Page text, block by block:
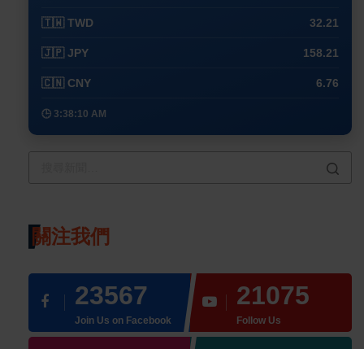
🇹🇼 TWD 32.21
🇯🇵 JPY 158.21
🇨🇳 CNY 6.76
🕒 3:38:10 AM
關注我們
23567
Join Us on Facebook
21075
Follow Us